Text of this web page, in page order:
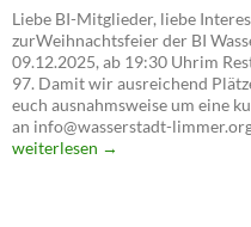
Liebe BI-Mitglieder, liebe
zurWeihnachtsfeier der BI
09.12.2025, ab 19:30 Uhrim
97. Damit wir ausreichend
euch ausnahmsweise um eine
an info@wasserstadt-
Einladung
weiterlesen →